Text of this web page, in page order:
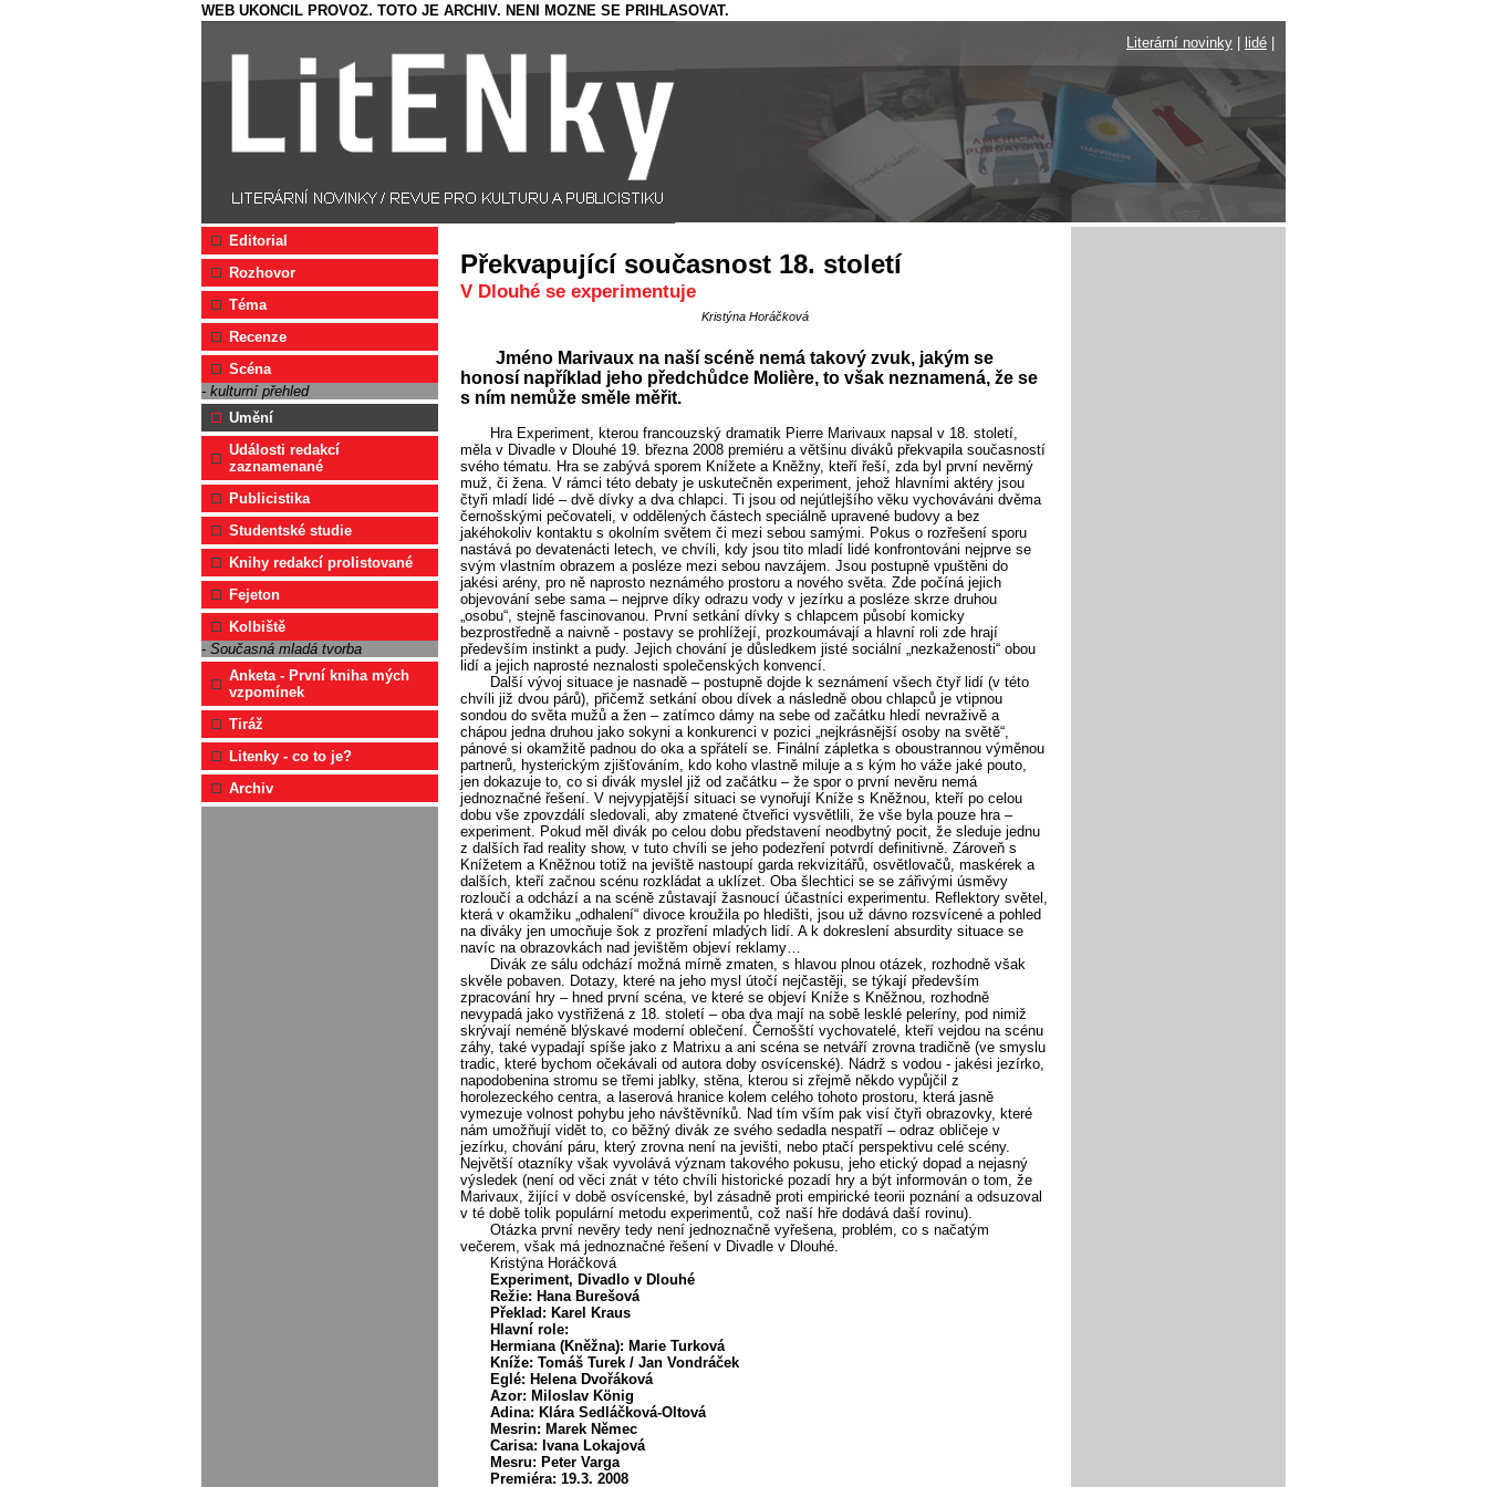
WEB UKONCIL PROVOZ. TOTO JE ARCHIV. NENI MOZNE SE PRIHLASOVAT.
Literární novinky
lidé
Editorial
Rozhovor
Téma
Recenze
Scéna
- kulturní přehled
Umění
Události redakcí
zaznamenané
Publicistika
Studentské studie
Knihy redakcí prolistované
Fejeton
Kolbiště
- Současná mladá tvorba
Anketa - První kniha mých
vzpomínek
Tiráž
Litenky - co to je?
Archiv
Překvapující současnost 18. století
V Dlouhé se experimentuje
Kristýna Horáčková
Jméno Marivaux na naší scéně nemá takový zvuk, jakým se
honosí například jeho předchůdce Molière, to však neznamená, že se
s ním nemůže směle měřit.
Hra Experiment, kterou francouzský dramatik Pierre Marivaux napsal v 18. století,
měla v Divadle v Dlouhé 19. března 2008 premiéru a většinu diváků překvapila současností
svého tématu. Hra se zabývá sporem Knížete a Kněžny, kteří řeší, zda byl první nevěrný
muž, či žena. V rámci této debaty je uskutečněn experiment, jehož hlavními aktéry jsou
čtyři mladí lidé – dvě dívky a dva chlapci. Ti jsou od nejútlejšího věku vychováváni dvěma
černošskými pečovateli, v oddělených částech speciálně upravené budovy a bez
jakéhokoliv kontaktu s okolním světem či mezi sebou samými. Pokus o rozřešení sporu
nastává po devatenácti letech, ve chvíli, kdy jsou tito mladí lidé konfrontováni nejprve se
svým vlastním obrazem a posléze mezi sebou navzájem. Jsou postupně vpuštěni do
jakési arény, pro ně naprosto neznámého prostoru a nového světa. Zde počíná jejich
objevování sebe sama – nejprve díky odrazu vody v jezírku a posléze skrze druhou
„osobu“, stejně fascinovanou. První setkání dívky s chlapcem působí komicky
bezprostředně a naivně - postavy se prohlížejí, prozkoumávají a hlavní roli zde hrají
především instinkt a pudy. Jejich chování je důsledkem jisté sociální „nezkaženosti“ obou
lidí a jejich naprosté neznalosti společenských konvencí.
Další vývoj situace je nasnadě – postupně dojde k seznámení všech čtyř lidí (v této
chvíli již dvou párů), přičemž setkání obou dívek a následně obou chlapců je vtipnou
sondou do světa mužů a žen – zatímco dámy na sebe od začátku hledí nevraživě a
chápou jedna druhou jako sokyni a konkurenci v pozici „nejkrásnější osoby na světě“,
pánové si okamžitě padnou do oka a spřátelí se. Finální zápletka s oboustrannou výměnou
partnerů, hysterickým zjišťováním, kdo koho vlastně miluje a s kým ho váže jaké pouto,
jen dokazuje to, co si divák myslel již od začátku – že spor o první nevěru nemá
jednoznačné řešení. V nejvypjatější situaci se vynořují Kníže s Kněžnou, kteří po celou
dobu vše zpovzdálí sledovali, aby zmatené čtveřici vysvětlili, že vše byla pouze hra –
experiment. Pokud měl divák po celou dobu představení neodbytný pocit, že sleduje jednu
z dalších řad reality show, v tuto chvíli se jeho podezření potvrdí definitivně. Zároveň s
Knížetem a Kněžnou totiž na jeviště nastoupí garda rekvizitářů, osvětlovačů, maskérek a
dalších, kteří začnou scénu rozkládat a uklízet. Oba šlechtici se se zářivými úsměvy
rozloučí a odchází a na scéně zůstavají žasnoucí účastníci experimentu. Reflektory světel,
která v okamžiku „odhalení“ divoce kroužila po hledišti, jsou už dávno rozsvícené a pohled
na diváky jen umocňuje šok z prozření mladých lidí. A k dokreslení absurdity situace se
navíc na obrazovkách nad jevištěm objeví reklamy…
Divák ze sálu odchází možná mírně zmaten, s hlavou plnou otázek, rozhodně však
skvěle pobaven. Dotazy, které na jeho mysl útočí nejčastěji, se týkají především
zpracování hry – hned první scéna, ve které se objeví Kníže s Kněžnou, rozhodně
nevypadá jako vystřižená z 18. století – oba dva mají na sobě lesklé peleríny, pod nimiž
skrývají neméně blýskavé moderní oblečení. Černošští vychovatelé, kteří vejdou na scénu
záhy, také vypadají spíše jako z Matrixu a ani scéna se netváří zrovna tradičně (ve smyslu
tradic, které bychom očekávali od autora doby osvícenské). Nádrž s vodou - jakési jezírko,
napodobenina stromu se třemi jablky, stěna, kterou si zřejmě někdo vypůjčil z
horolezeckého centra, a laserová hranice kolem celého tohoto prostoru, která jasně
vymezuje volnost pohybu jeho návštěvníků. Nad tím vším pak visí čtyři obrazovky, které
nám umožňují vidět to, co běžný divák ze svého sedadla nespatří – odraz obličeje v
jezírku, chování páru, který zrovna není na jevišti, nebo ptačí perspektivu celé scény.
Největší otazníky však vyvolává význam takového pokusu, jeho etický dopad a nejasný
výsledek (není od věci znát v této chvíli historické pozadí hry a být informován o tom, že
Marivaux, žijící v době osvícenské, byl zásadně proti empirické teorii poznání a odsuzoval
v té době tolik populární metodu experimentů, což naší hře dodává daší rovinu).
Otázka první nevěry tedy není jednoznačně vyřešena, problém, co s načatým
večerem, však má jednoznačné řešení v Divadle v Dlouhé.
Kristýna Horáčková
Experiment, Divadlo v Dlouhé
Režie: Hana Burešová
Překlad: Karel Kraus
Hlavní role:
Hermiana (Kněžna): Marie Turková
Kníže: Tomáš Turek / Jan Vondráček
Eglé: Helena Dvořáková
Azor: Miloslav König
Adina: Klára Sedláčková-Oltová
Mesrin: Marek Němec
Carisa: Ivana Lokajová
Mesru: Peter Varga
Premiéra: 19.3. 2008